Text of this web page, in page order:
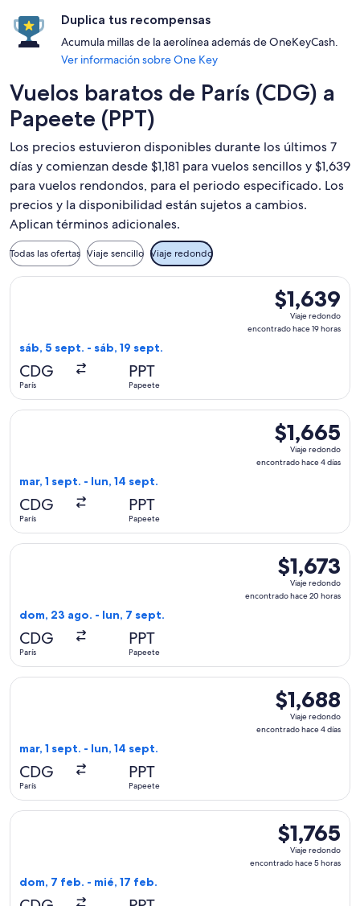
Duplica tus recompensas
Acumula millas de la aerolínea además de OneKeyCash.
Ver información sobre One Key
Vuelos baratos de París (CDG) a
Papeete (PPT)
Los precios estuvieron disponibles durante los últimos 7
días y comienzan desde $1,181 para vuelos sencillos y $1,639
para vuelos rendondos, para el periodo especificado. Los
precios y la disponibilidad están sujetos a cambios.
Aplican términos adicionales.
Todas las ofertas Viaje sencillo Viaje redondo
$1,639
Viaje
redondo,
$1,639
Viaje redondo
encontrado hace 19 horas
sáb, 5 sept. - sáb, 19 sept.
CDG
París
PPT
Papeete
Seleccionar vuelo de Condor, con salida el sáb, 5 sept.
$1,665
Viaje
redondo,
$1,665
Viaje redondo
encontrado hace 4 días
mar, 1 sept. - lun, 14 sept.
CDG
París
PPT
Papeete
Seleccionar vuelo de Condor, con salida el mar, 1 sept.
$1,673
Viaje
redondo,
$1,673
Viaje redondo
encontrado hace 20 horas
dom, 23 ago. - lun, 7 sept.
CDG
París
PPT
Papeete
Seleccionar vuelo de Condor, con salida el dom, 23 ago.
$1,688
Viaje
redondo,
$1,688
Viaje redondo
encontrado hace 4 días
mar, 1 sept. - lun, 14 sept.
CDG
París
PPT
Papeete
Seleccionar vuelo de Condor, con salida el mar, 1 sept.
$1,765
Viaje
redondo,
$1,765
Viaje redondo
encontrado hace 5 horas
dom, 7 feb. - mié, 17 feb.
Seleccionar vuelo de Air France, con salida el dom, 7 feb.